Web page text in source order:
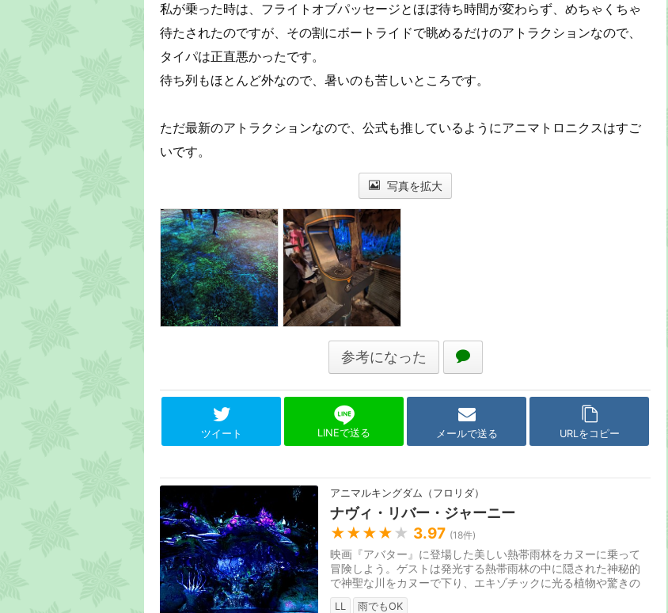
私が乗った時は、フライトオブパッセージとほぼ待ち時間が変わらず、めちゃくちゃ
待たされたのですが、その割にボートライドで眺めるだけのアトラクションなので、
タイパは正直悪かったです。
待ち列もほとんど外なので、暑いのも苦しいところです。
ただ最新のアトラクションなので、公式も推しているようにアニマトロニクスはすご
いです。
写真を拡大
参考になった
ツイート LINEで送る メールで送る URLをコピー
アニマルキングダム（フロリダ）
ナヴィ・リバー・ジャーニー
★★★★ ★ 3.97 (18件)
映画『アバター』に登場した美しい熱帯雨林をカヌーに乗って
冒険しよう。ゲストは発光する熱帯雨林の中に隠された神秘的
で神聖な川をカヌーで下り、エキゾチックに光る植物や驚きの
生物に出会うことになります。...
LL 雨でもOK